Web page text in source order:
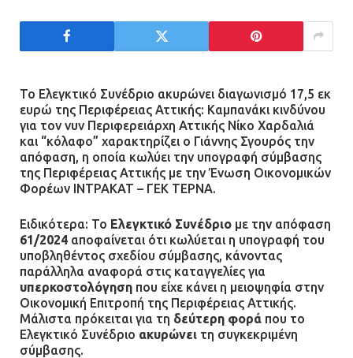
Το Ελεγκτικό Συνέδριο ακυρώνει διαγωνισμό 17,5 εκ
ευρώ της Περιφέρειας Αττικής: Καμπανάκι κινδύνου
για τον νυν Περιφερειάρχη Αττικής Νίκο Χαρδαλιά
και “κόλαφο” χαρακτηρίζει ο Γιάννης Σγουρός την
απόφαση, η οποία κωλύει την υπογραφή σύμβασης
της Περιφέρειας Αττικής με την Ένωση Οικονομικών
Φορέων ΙΝΤΡΑΚΑΤ – ΓΕΚ ΤΕΡΝΑ.
Ειδικότερα: Το Ελεγκτικό Συνέδριο με την απόφαση
61/2024 αποφαίνεται ότι κωλύεται η υπογραφή του
υποβληθέντος σχεδίου σύμβασης, κάνοντας
παράλληλα αναφορά στις καταγγελίες για
υπερκοστολόγηση που είχε κάνει η μειοψηφία στην
Οικονομική Επιτροπή της Περιφέρειας Αττικής.
Μάλιστα πρόκειται για τη δεύτερη φορά που το
Ελεγκτικό Συνέδριο ακυρώνει τη συγκεκριμένη
σύμβασης.